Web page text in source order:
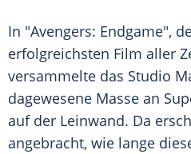
In "Avengers: Endgame",
erfolgreichsten Film aller
versammelte das Studio
dagewesene Masse an
auf der Leinwand. Da
angebracht, wie lange